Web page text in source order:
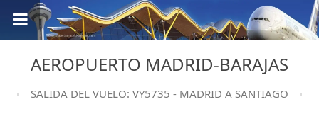
AEROPUERTO MADRID-BARAJAS
SALIDA DEL VUELO: VY5735 - MADRID A SANTIAGO